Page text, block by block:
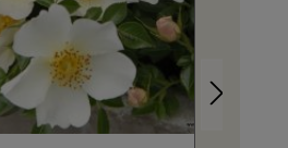
Prochain